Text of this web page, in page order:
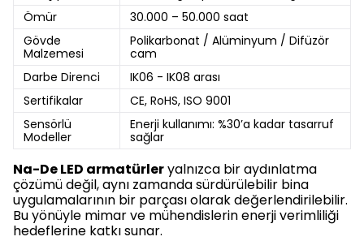
Ömür
30.000 – 50.000 saat
Gövde
Malzemesi
Polikarbonat / Alüminyum / Difüzör
cam
Darbe Direnci
IK06 - IK08 arası
Sertifikalar
CE, RoHS, ISO 9001
Sensörlü
Modeller
Enerji kullanımı: %30’a kadar tasarruf
sağlar
Na-De LED armatürleryalnızca bir aydınlatma
çözümü değil, aynı zamanda sürdürülebilir bina
uygulamalarının bir parçası olarak değerlendirilebilir.
Bu yönüyle mimar ve mühendislerin enerji verimliliği
hedeflerine katkı sunar.